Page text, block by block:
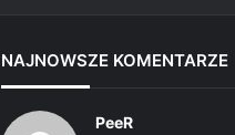
NAJNOWSZE KOMENTARZE
PeeR